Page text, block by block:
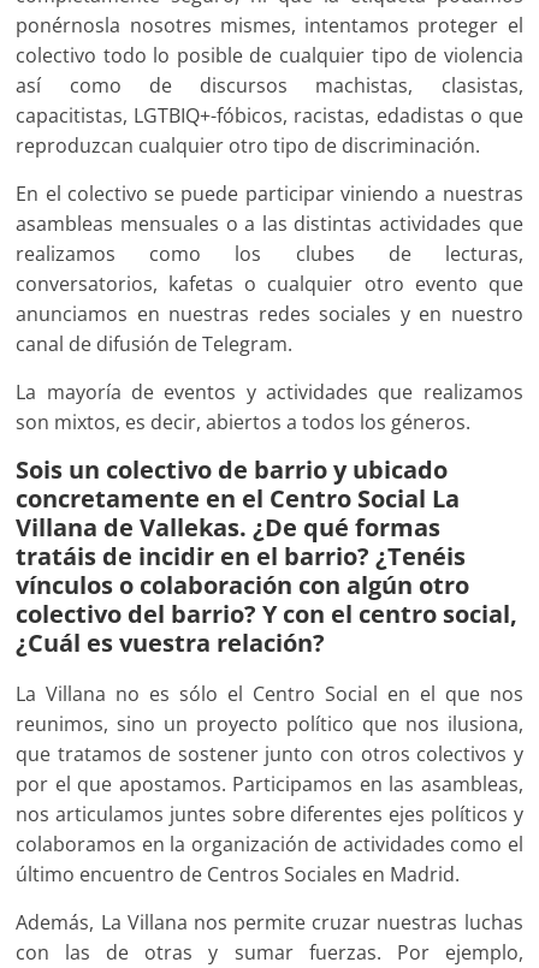
ponérnosla nosotres mismes, intentamos proteger el
colectivo todo lo posible de cualquier tipo de violencia
así como de discursos machistas, clasistas,
capacitistas, LGTBIQ+-fóbicos, racistas, edadistas o que
reproduzcan cualquier otro tipo de discriminación.
En el colectivo se puede participar viniendo a nuestras
asambleas mensuales o a las distintas actividades que
realizamos como los clubes de lecturas,
conversatorios, kafetas o cualquier otro evento que
anunciamos en nuestras redes sociales y en nuestro
canal de difusión de Telegram.
La mayoría de eventos y actividades que realizamos
son mixtos, es decir, abiertos a todos los géneros.
Sois un colectivo de barrio y ubicado
concretamente en el Centro Social La
Villana de Vallekas. ¿De qué formas
tratáis de incidir en el barrio? ¿Tenéis
vínculos o colaboración con algún otro
colectivo del barrio? Y con el centro social,
¿Cuál es vuestra relación?
La Villana no es sólo el Centro Social en el que nos
reunimos, sino un proyecto político que nos ilusiona,
que tratamos de sostener junto con otros colectivos y
por el que apostamos. Participamos en las asambleas,
nos articulamos juntes sobre diferentes ejes políticos y
colaboramos en la organización de actividades como el
último encuentro de Centros Sociales en Madrid.
Además, La Villana nos permite cruzar nuestras luchas
con las de otras y sumar fuerzas. Por ejemplo,